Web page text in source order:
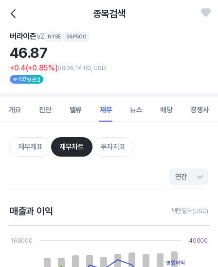
종목검색
버라이즌VZ NYSE S&P500
46.87
+0.4(+0.85%)08.06 14:00, USD
437명 관심
개요 진단 밸류 재무 뉴스 배당 경쟁사
재무제표 재무차트 투자지표
매출과 이익 백만달러(USD)
Chart
View as data table, Chart
The chart has 1 X axis displaying categories.
The chart has 2 Y axes displaying values, and values.
160000 40000
영업이익